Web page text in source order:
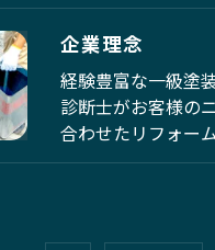
企業理念
経験豊富な一級塗
診断士がお客様の
合わせたリフォー